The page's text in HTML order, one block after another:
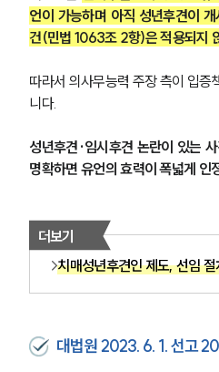
구성원
가사·상속
언론
공지
법률
세미
대륜법률
대륜법률
언이 가능하며 아직 성년후견이
건(민법 1063조 2항)은 적용되지
따라서 의사무능력 주장 측이 입증
니다.
성년후견·임시후견 논란이 있는
명확하면 유언의 효력이 폭넓게 인
더보기
치매성년후견인 제도, 선임
대법원 2023. 6. 1. 선고